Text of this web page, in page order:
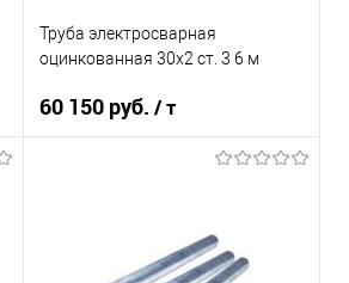
Труба электросварная
оцинкованная 30х2 ст. 3 6 м
60 150 руб./ т
Купить в 1 клик
Сравнение